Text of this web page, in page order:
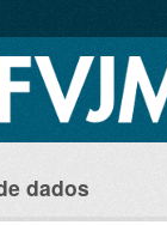
dados